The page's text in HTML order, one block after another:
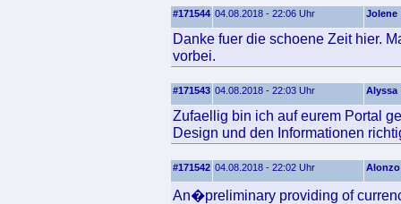
#171544 04.08.2018 - 22:06 Uhr Jolene
Danke fuer die schoene Zeit hier.
vorbei.
#171543 04.08.2018 - 22:03 Uhr Alyssa
Zufaellig bin ich auf eurem Portal
Design und den Informationen
#171542 04.08.2018 - 22:02 Uhr Alonzo
An�preliminary providing of